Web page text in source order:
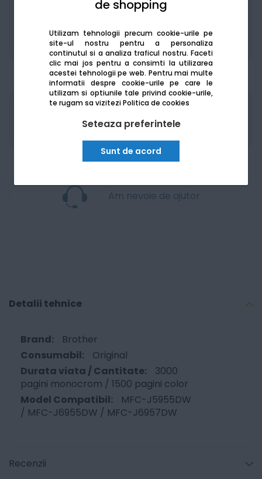
de shopping
Utilizam tehnologii precum cookie-urile pe
site-ul nostru pentru a personaliza
continutul si a analiza traficul nostru. Faceti
clic mai jos pentru a consimti la utilizarea
acestei tehnologii pe web. Pentru mai multe
informatii despre cookie-urile pe care le
utilizam si optiunile tale privind cookie-urile,
te rugam sa viziteziPolitica de cookies
Seteaza preferintele
Sunt de acord
De la: 237.57Lei / lună Vezi detalii
Produsele sunt disponibile pe platforma de
achizitii publiceSEAP/SICAP
Am nevoie de ajutor
Detalii tehnice
Brother
Original
3000
pagini monocrom / 1500 pagini color
MFC-J5955DW
/ MFC-J6955DW / MFC-J6957DW
Recenzii